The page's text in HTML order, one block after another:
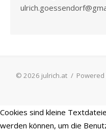
© 2026 julrich.at /
Cookies sind kleine
werden können, um die